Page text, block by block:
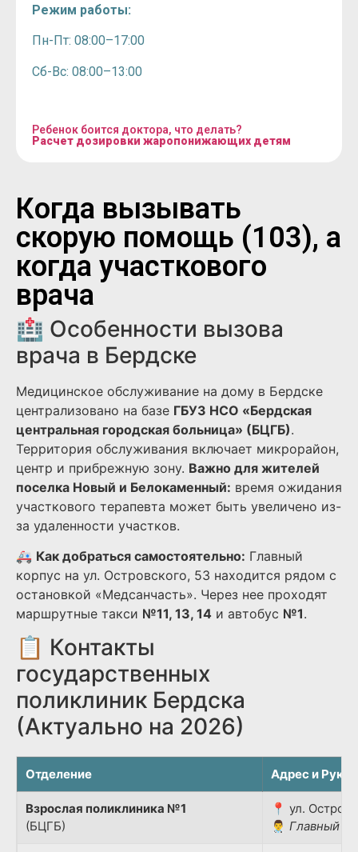
Режим работы:
Пн-Пт: 08:00–17:00
Сб-Вс: 08:00–13:00
Ребенок боится доктора, что делать?
Расчет дозировки жаропонижающих детям
Когда вызывать
скорую помощь (103), а
когда участкового
врача
🏥 Особенности вызова
врача в Бердске
Медицинское обслуживание на дому в Бердске
централизовано на базе ГБУЗ НСО «Бердская
центральная городская больница» (БЦГБ).
Территория обслуживания включает микрорайон,
центр и прибрежную зону. Важно для жителей
поселка Новый и Белокаменный: время ожидания
участкового терапевта может быть увеличено из-
за удаленности участков.
🚑 Как добраться самостоятельно: Главный
корпус на ул. Островского, 53 находится рядом с
остановкой «Медсанчасть». Через нее проходят
маршрутные такси №11, 13, 14 и автобус №1.
📋 Контакты
государственных
поликлиник Бердска
(Актуально на 2026)
Отделение Адрес и
Взрослая поликлиника №1
(БЦГБ)
📍 ул.
👨‍⚕️ Главный